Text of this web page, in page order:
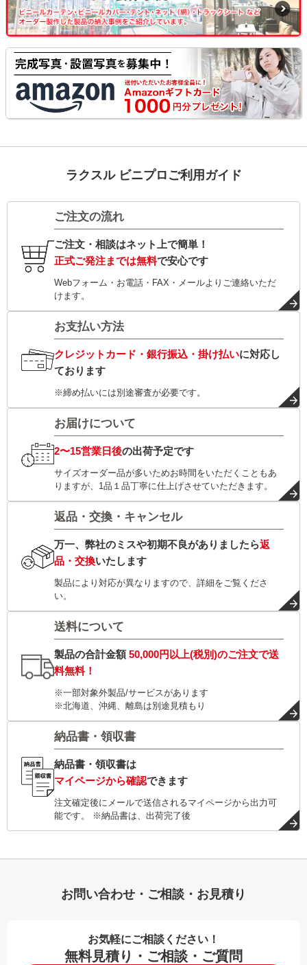
ラクスル ビニプロご利用ガイド
ご注文の流れ
ご注文・相談はネット上で簡単！
正式ご発注までは無料で安心です
Webフォーム・お電話・FAX・メールよりご連絡いただ
けます。
お支払い方法
クレジットカード・銀行振込・掛け払いに対応し
ております
※締め払いには別途審査が必要です。
お届けについて
2〜15営業日後の出荷予定です
サイズオーダー品が多いためお時間をいただくこともあ
りますが、1品１品丁寧に仕上げさせていただきます。
返品・交換・キャンセル
万一、弊社のミスや初期不良がありましたら返
品・交換いたします
製品により対応が異なりますので、詳細をご覧くださ
い。
送料について
製品の合計金額50,000円以上(税別)のご注文で送
料無料！
※一部対象外製品/サービスがあります
※北海道、沖縄、離島は別途見積もり
納品書・領収書
納品書・領収書は
マイページから確認できます
注文確定後にメールで送信されるマイページから出力可
能です。 ※納品書は、出荷完了後
お問い合わせ・ご相談・お見積り
お気軽にご相談ください！
無料見積り・ご相談・ご質問